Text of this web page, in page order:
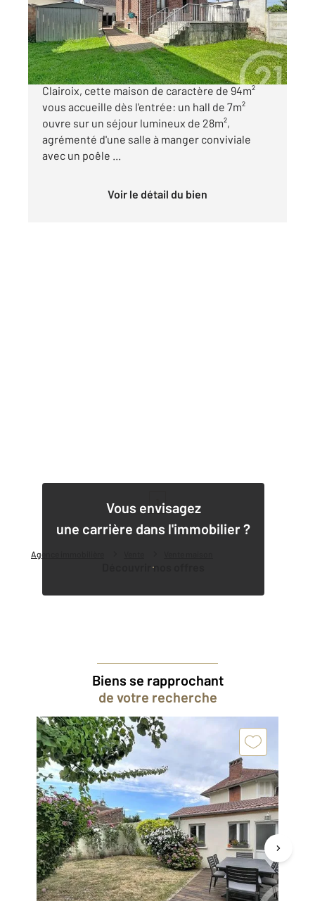
Agence immobilière
Maison à vendre
275 600 €
CLAIROIX Nichée dans le quartier paisible de
Clairoix, cette maison de caractère de 94m²
vous accueille dès l'entrée: un hall de 7m²
ouvre sur un séjour lumineux de 28m²,
agrémenté d'une salle à manger conviviale
avec un poêle ...
Voir le détail du bien
Vous envisagez
une carrière dans l'immobilier ?
Découvrir nos offres
Biens se rapprochant
de votre recherche